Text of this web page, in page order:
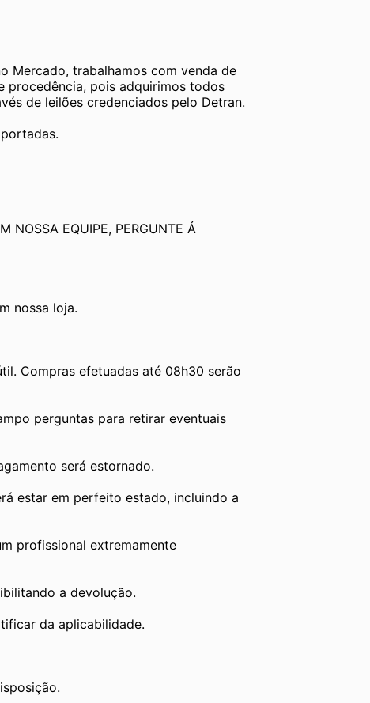
Mercado, trabalhamos com venda de
procedência, pois adquirimos todos
de leilões credenciados pelo Detran.
NOSSA EQUIPE, PERGUNTE Á
nossa loja.
Compras efetuadas até 08h30 serão
perguntas para retirar eventuais
será estornado.
estar em perfeito estado, incluindo a
profissional extremamente
a devolução.
da aplicabilidade.